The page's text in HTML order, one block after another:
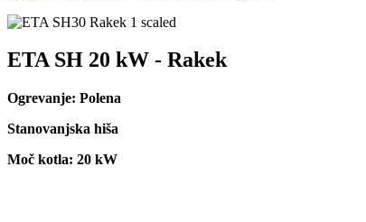
ETA SH 20 kW - Rakek
Ogrevanje: Polena
Stanovanjska hiša
Moč kotla: 20 kW